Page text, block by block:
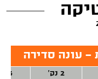
- עונה סדירה
2 נק'
3 נק'